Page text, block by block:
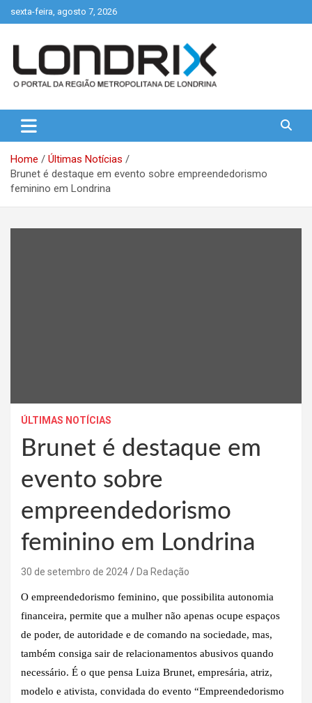
to
sexta-feira, agosto 7, 2026
Londrix
Home
Últimas Notícias
Brunet é destaque em evento sobre empreendedorismo
feminino em Londrina
ÚLTIMAS NOTÍCIAS
Brunet é destaque em
evento sobre
empreendedorismo
feminino em Londrina
30 de setembro de 2024 Da Redação
O empreendedorismo feminino, que possibilita autonomia
financeira, permite que a mulher não apenas ocupe espaços
de poder, de autoridade e de comando na sociedade, mas,
também consiga sair de relacionamentos abusivos quando
necessário. É o que pensa Luiza Brunet, empresária, atriz,
modelo e ativista, convidada do evento “Empreendedorismo